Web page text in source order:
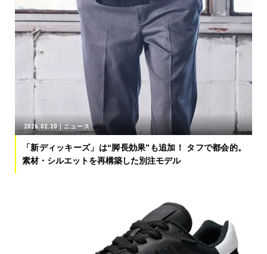
2026.02.20 ニュース
「新ディッキーズ」は“脚長効果”も追加！ タフで都会的。
素材・シルエットを再構築した別注モデル